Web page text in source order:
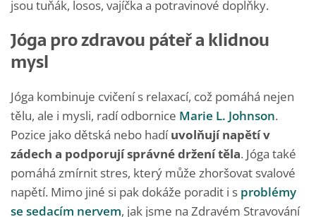
jsou tuňák, losos, vajíčka a potravinové doplňky.
Jóga pro zdravou páteř a klidnou
mysl
Jóga kombinuje cvičení s relaxací, což pomáhá nejen
tělu, ale i mysli, radí odbornice Marie L. Johnson.
Pozice jako dětská nebo hadíuvolňují napětí v
zádech a podporují správné držení těla. Jóga také
pomáhá zmírnit stres, který může zhoršovat svalové
napětí. Mimo jiné si pak dokáže poradit i s problémy
se sedacím nervem, jak jsme na Zdravém Stravování